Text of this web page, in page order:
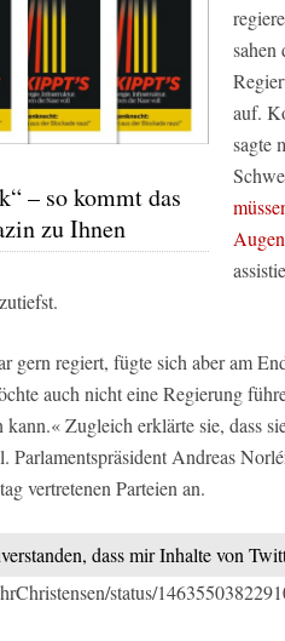
– so kommt das
zu Ihnen
sahen
auf.
sagte
gern regiert, fügte sich aber am
auch nicht eine Regierung
Zugleich erklärte sie, dass
Parlamentspräsident Andreas
vertretenen Parteien an.
dass mir Inhalte von
status/